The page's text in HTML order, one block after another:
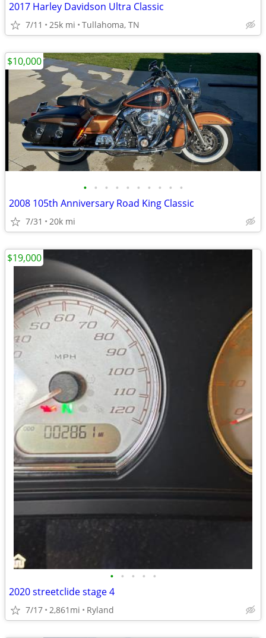
2017 Harley Davidson Ultra Classic
7/11 25k mi Tullahoma, TN
• • • • • • • • • •
2008 105th Anniversary Road King Classic
7/31 20k mi
$10,000
• • • • •
2020 streetclide stage 4
7/17 2,861mi Ryland
$19,000